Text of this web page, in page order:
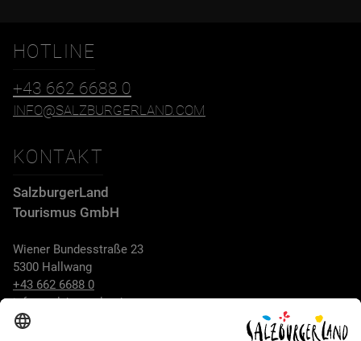
HOTLINE
+43 662 6688 0
INFO@SALZBURGERLAND.COM
KONTAKT
SalzburgerLand
Tourismus GmbH
Wiener Bundesstraße 23
5300 Hallwang
+43 662 6688 0
info@salzburgerland.com